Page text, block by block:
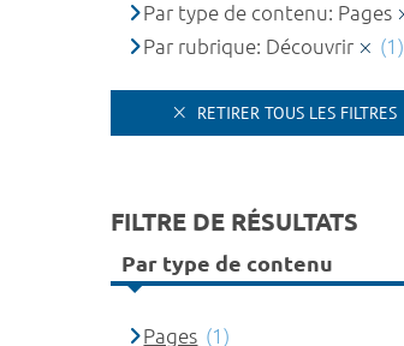
Par type de contenu: Pages
Par rubrique: Découvrir
(1)
RETIRER TOUS LES FILTRES
FILTRE DE RÉSULTATS
Par type de contenu
Pages (1)